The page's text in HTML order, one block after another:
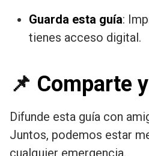
Guarda esta guía:
tienes acceso digital.
📌 Comparte
Difunde esta guía con
Juntos, podemos estar